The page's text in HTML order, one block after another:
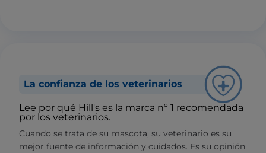
La confianza de los veterinarios
Lee por qué Hill's es la marca nº 1 recomendada
por los veterinarios.
Cuando se trata de su mascota, su veterinario es su
mejor fuente de información y cuidados. Es su opinión